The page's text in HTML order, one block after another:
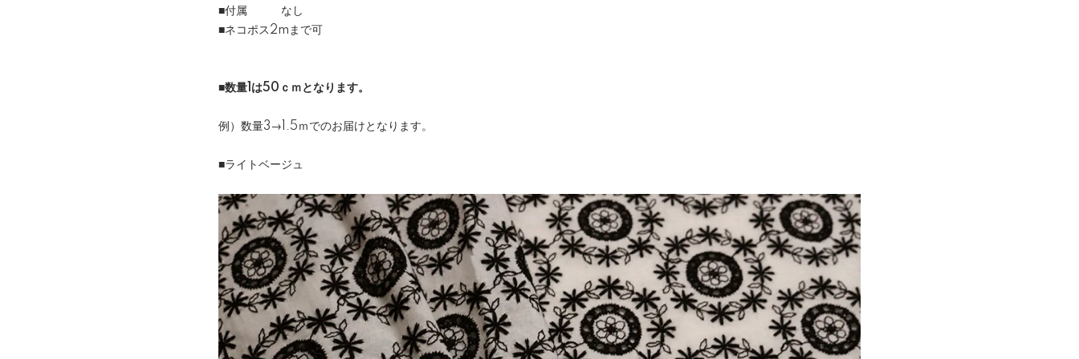
■付属 なし
■ネコポス2mまで可
■数量1は50ｃｍとなります。
例）数量3→1.5ｍでのお届けとなります。
■ライトベージュ